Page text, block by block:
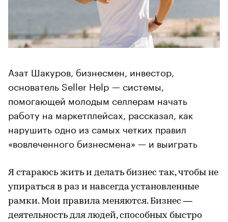
Азат Шакуров, бизнесмен, инвестор,
основатель Seller Help — системы,
помогающей молодым селлерам начать
работу на маркетплейсах, рассказал, как
нарушить одно из самых четких правил
«вовлеченного бизнесмена» — и выиграть
Я стараюсь жить и делать бизнес так, чтобы не
упираться в раз и навсегда установленные
рамки. Мои правила меняются. Бизнес —
деятельность для людей, способных быстро